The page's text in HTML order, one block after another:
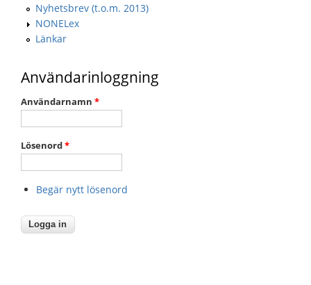
Nyhetsbrev (t.o.m. 2013)
NONELex
Länkar
Användarinloggning
Användarnamn *
Lösenord*
Begär nytt lösenord